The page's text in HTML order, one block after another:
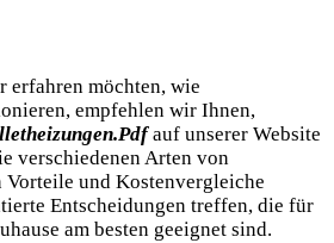
erfahren möchten, wie
empfehlen wir Ihnen,
auf unserer Website
verschiedenen Arten von
Vorteile und Kostenvergleiche
Entscheidungen treffen, die für
am besten geeignet sind.